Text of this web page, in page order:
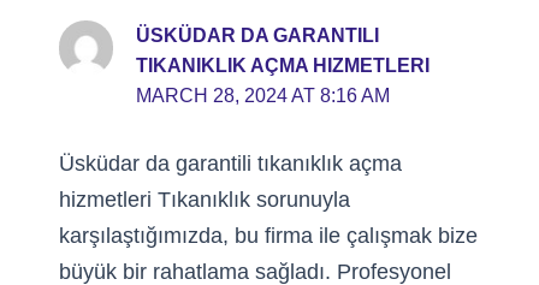
ÜSKÜDAR DA GARANTILI
TIKANIKLIK AÇMA HIZMETLERI
MARCH 28, 2024 AT 8:16 AM
Üsküdar da garantili tıkanıklık açma
hizmetleri Tıkanıklık sorunuyla
karşılaştığımızda, bu firma ile çalışmak bize
büyük bir rahatlama sağladı. Profesyonel